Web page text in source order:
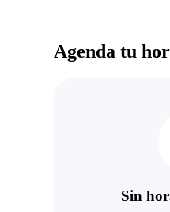
Agenda tu
Sin